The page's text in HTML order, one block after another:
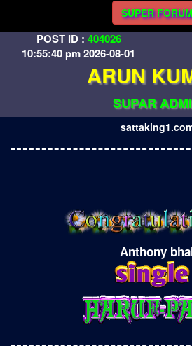
SUPER
POST ID : 404026
10:55:40 pm 2026-08-01
ARUN
SUPAR
Anthony